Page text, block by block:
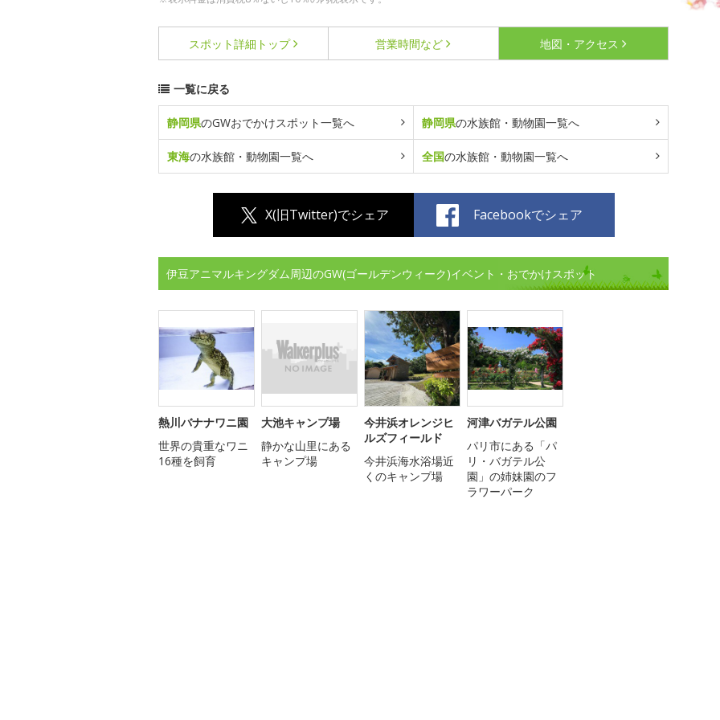
スポット詳細 トップ 営業時間など 地図・アクセス
一覧に戻る
静岡県のGWおでかけスポット一覧へ 静岡県の水族館・動物園一覧へ
東海の水族館・動物園一覧へ 全国の水族館・動物園一覧へ
X(旧Twitter)でシェア Facebookでシェア
伊豆アニマルキングダム周辺のGW(ゴールデンウィーク)イベント・おでかけスポット
熱川バナナワニ園
世界の貴重なワニ
16種を飼育
大池キャンプ場
静かな山里にある
キャンプ場
今井浜オレンジヒ
ルズフィールド
今井浜海水浴場近
くのキャンプ場
河津バガテル公園
パリ市にある「パ
リ・バガテル公
園」の姉妹園のフ
ラワーパーク